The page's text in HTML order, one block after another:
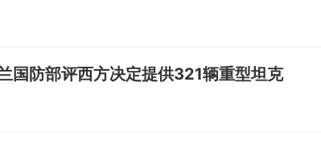
国防部评西方决定提供321辆重型坦克